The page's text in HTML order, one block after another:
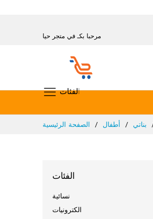
مرحبا بكـ في متجر حيا
تسوق حسب الفئات
الفئات
نسائية
الكترونيات